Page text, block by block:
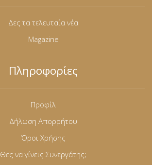
Δες τα τελευταία νέα
Magazine
Πληροφορίες
Προφίλ
Δήλωση Απορρήτου
Όροι Χρήσης
Θες να γίνεις Συνεργάτης;